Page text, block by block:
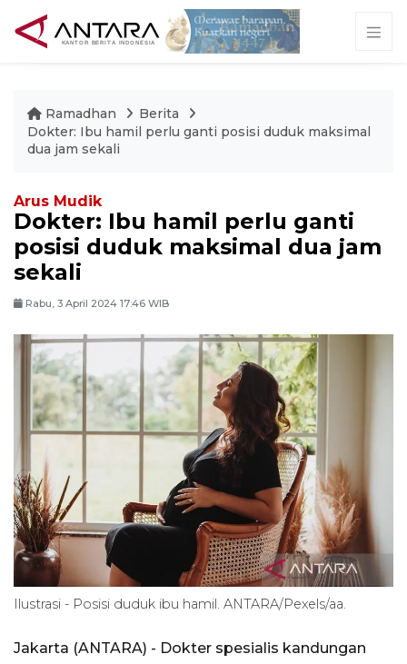
Ramadhan
Berita
Dokter: Ibu hamil perlu ganti posisi duduk maksimal
dua jam sekali
Arus Mudik
Dokter: Ibu hamil perlu ganti
posisi duduk maksimal dua jam
sekali
Rabu, 3 April 2024 17:46 WIB
Ilustrasi - Posisi duduk ibu hamil. ANTARA/Pexels/aa.
Jakarta (ANTARA) - Dokter spesialis kandungan